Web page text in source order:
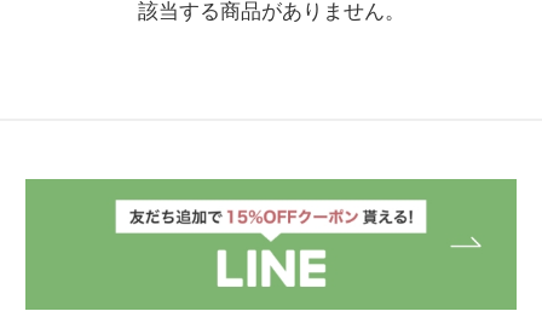
該当する商品がありません。